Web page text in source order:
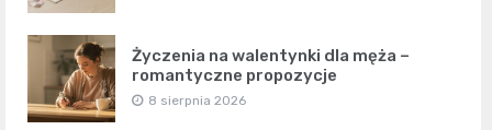
Życzenia na walentynki dla męża –
romantyczne propozycje
8 sierpnia 2026